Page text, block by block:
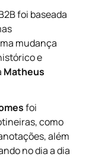
foi baseada
mudança
e
Matheus
foi
como
além
no dia a dia